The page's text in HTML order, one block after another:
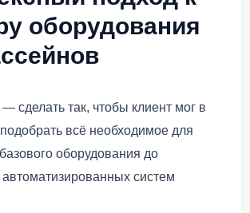
оборудования
сделать так, чтобы клиент мог в
всё необходимое для
оборудования до
систем